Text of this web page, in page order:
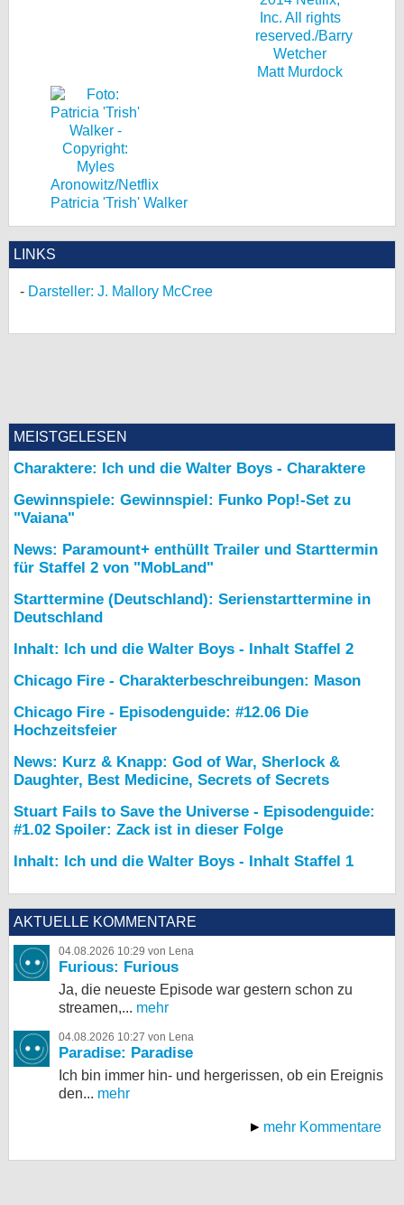
Matt Murdock
Patricia 'Trish' Walker
LINKS
Darsteller: J. Mallory McCree
MEISTGELESEN
Charaktere: Ich und die Walter Boys - Charaktere
Gewinnspiele: Gewinnspiel: Funko Pop!-Set zu
"Vaiana"
News: Paramount+ enthüllt Trailer und Starttermin
für Staffel 2 von "MobLand"
Starttermine (Deutschland): Serienstarttermine in
Deutschland
Inhalt: Ich und die Walter Boys - Inhalt Staffel 2
Chicago Fire - Charakterbeschreibungen: Mason
Chicago Fire - Episodenguide: #12.06 Die
Hochzeitsfeier
News: Kurz & Knapp: God of War, Sherlock &
Daughter, Best Medicine, Secrets of Secrets
Stuart Fails to Save the Universe - Episodenguide:
#1.02 Spoiler: Zack ist in dieser Folge
Inhalt: Ich und die Walter Boys - Inhalt Staffel 1
AKTUELLE KOMMENTARE
04.08.2026 10:29 von Lena
Furious: Furious
Ja, die neueste Episode war gestern schon zu
streamen,... mehr
04.08.2026 10:27 von Lena
Paradise: Paradise
Ich bin immer hin- und hergerissen, ob ein Ereignis
den... mehr
mehr Kommentare